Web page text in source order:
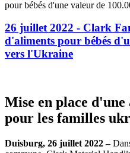
26 juillet 2022 - Clark
d'aliments pour bébés
vers l'Ukraine
Mise en place
pour les familles
Duisburg, 26 juillet 2022 –